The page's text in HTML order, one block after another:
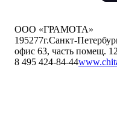
ООО «ГРАМОТА»
195277г.Санкт-
офис 63, часть помещ.
8 495 424-84-44